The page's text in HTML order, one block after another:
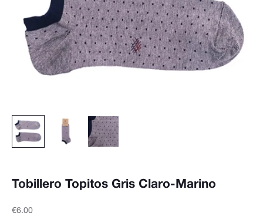
Tobillero Topitos Gris Claro-Marino
Precio de oferta
€6,00